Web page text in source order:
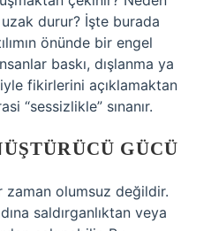
durur? İşte burada
önünde bir engel
baskı, dışlanma ya
fikirlerini açıklamaktan
“sessizlikle” sınanır.
GÜCÜ
zaman olumsuz değildir.
saldırganlıktan veya